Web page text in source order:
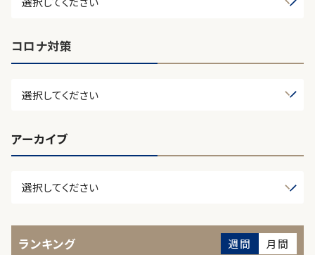
コロナ対策
アーカイブ
ランキング 週間 月間